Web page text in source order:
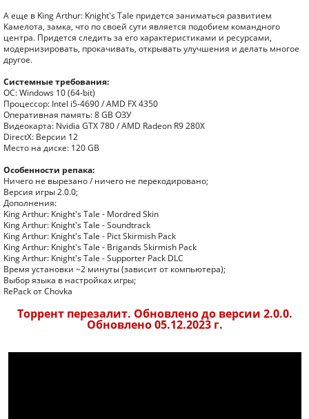
А еще в King Arthur: Knight's Tale придется заниматься развитием
Камелота, замка, что по своей сути является подобием командного
центра. Придется следить за его характеристиками и ресурсами,
модернизировать, прокачивать, открывать улучшения и делать многое
другое.
Системные требования:
ОС: Windows 10 (64-bit)
Процессор: Intel i5-4690 / AMD FX 4350
Оперативная память: 8 GB ОЗУ
Видеокарта: Nvidia GTX 780 / AMD Radeon R9 280X
DirectX: Версии 12
Место на диске: 120 GB
Особенности репака:
Ничего не вырезано / ничего не перекодировано;
Версия игры 2.0.0;
Дополнения:
King Arthur: Knight's Tale - Mordred Skin
King Arthur: Knight's Tale - Soundtrack
King Arthur: Knight's Tale - Pict Skirmish Pack
King Arthur: Knight's Tale - Brigands Skirmish Pack
King Arthur: Knight's Tale - Supporter Pack DLC
Время установки ~2 минуты (зависит от компьютера);
Выбор языка в настройках игры;
RePack от Chovka
Торрент перезалит. Обновлено до версии 2.0.0.
Обновлено 05.12.2023 г.